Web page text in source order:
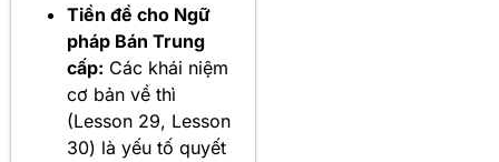
Tiền đề cho Ngữ
pháp Bán Trung
cấp: Các khái niệm
cơ bản về thì
(Lesson 29, Lesson
30) là yếu tố quyết